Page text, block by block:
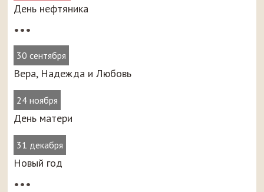
День нефтяника
•••
30 сентября
Вера, Надежда и Любовь
24 ноября
День матери
31 декабря
Новый год
•••